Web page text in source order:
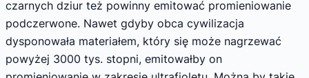
czarnych dziur też powinny emitować promieniowanie
podczerwone. Nawet gdyby obca cywilizacja
dysponowała materiałem, który się może nagrzewać
powyżej 3000 tys. stopni, emitowałby on